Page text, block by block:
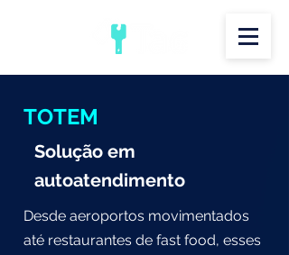
TOTEM
Solução em
autoatendimento
Desde aeroportos movimentados
até restaurantes de fast food, esses